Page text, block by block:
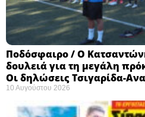
Ποδόσφαιρο / Ο
δουλειά για τη μεγάλη
Οι δηλώσεις Τσιγαρίδα-
10 Αυγούστου 2026